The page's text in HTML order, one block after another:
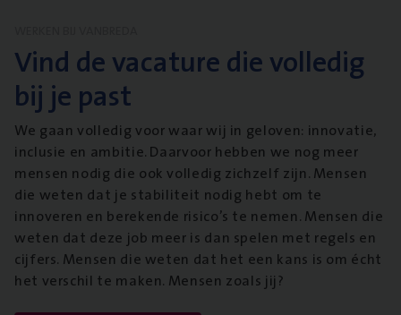
Vind de vacature die volledig
bij je past
We gaan volledig voor waar wij in geloven: innovatie,
inclusie en ambitie. Daarvoor hebben we nog meer
mensen nodig die ook volledig zichzelf zijn. Mensen
die weten dat je stabiliteit nodig hebt om te
innoveren en berekende risico’s te nemen. Mensen die
weten dat deze job meer is dan spelen met regels en
cijfers. Mensen die weten dat het een kans is om écht
het verschil te maken. Mensen zoals jij?